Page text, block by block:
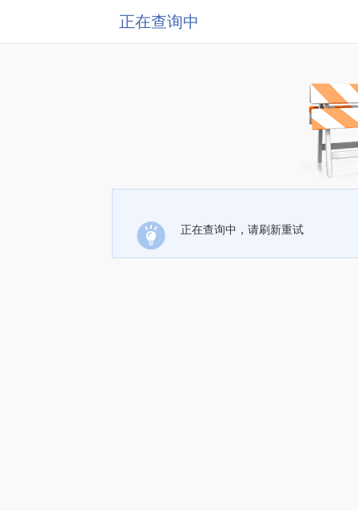
正在查询中
正在查询中，请刷新重试